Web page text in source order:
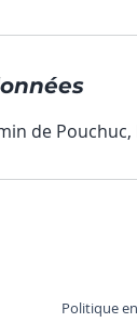
de
Politique